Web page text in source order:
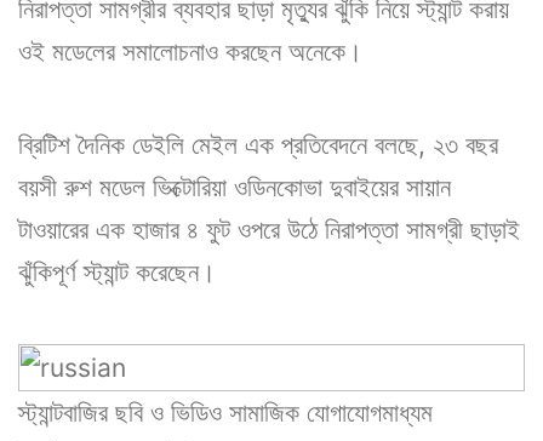
নিরাপত্তা সামগ্রীর ব্যবহার ছাড়া মৃত্যুর ঝুঁকি নিয়ে স্ট্যান্ট করায়
ওই মডেলের সমালোচনাও করছেন অনেকে।
ব্রিটিশ দৈনিক ডেইলি মেইল এক প্রতিবেদনে বলছে, ২৩ বছর
বয়সী রুশ মডেল ভিক্টোরিয়া ওডিনকোভা দুবাইয়ের সায়ান
টাওয়ারের এক হাজার ৪ ফুট ওপরে উঠে নিরাপত্তা সামগ্রী ছাড়াই
ঝুঁকিপূর্ণ স্ট্যান্ট করেছেন।
স্ট্যান্টবাজির ছবি ও ভিডিও সামাজিক যোগাযোগমাধ্যম